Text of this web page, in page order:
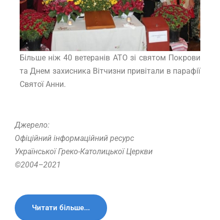
Більше ніж 40 ветеранів АТО зі святом Покрови
та Днем захисника Вітчизни привітали в парафії
Святої Анни.
Джерело:
Офіційний інформаційний ресурс
Української Греко-Католицької Церкви
©2004–2021
Читати більше...